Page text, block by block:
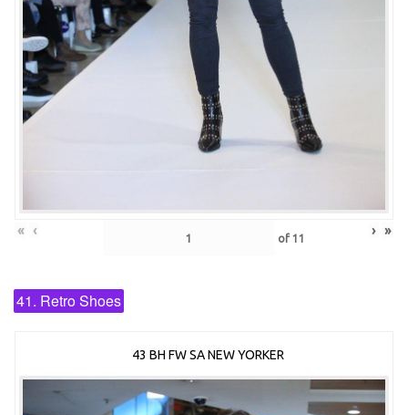
« ‹ of 11 › »
41. Retro Shoes
43 BH FW SA NEW YORKER